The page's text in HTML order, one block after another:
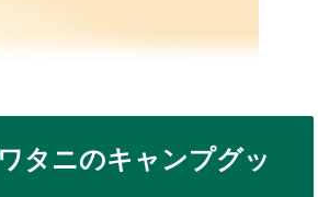
タニのキャンプグッ